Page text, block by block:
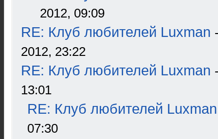
2012, 09:09
RE: Клуб любителей Luxman
2012, 23:22
RE: Клуб любителей Luxman
13:01
RE: Клуб любителей Luxman
07:30